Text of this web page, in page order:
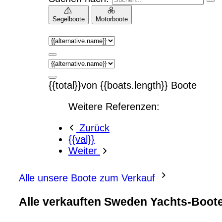
Segelboote Motorboote
{{total}}von {{boats.length}} Boote
Weitere Referenzen:
Zurück
{{val}}
Weiter
Alle unsere Boote zum Verkauf
Alle verkauften Sweden Yachts-